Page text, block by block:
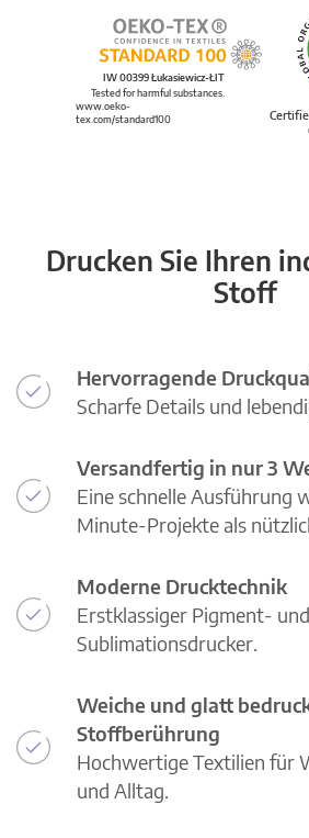
IW 00399 Łukasiewicz-ŁIT
Tested for harmful substances.
www.oeko-
tex.com/standard100
Drucken Sie Ihren
Stoff
Hervorragende
Scharfe Details und
Versandfertig in nur 3
Eine schnelle Ausführung
Minute-Projekte als
Moderne Drucktechnik
Erstklassiger Pigment- und
Sublimationsdrucker.
Weiche und glatt
Stoffberührung
Hochwertige Textilien für
und Alltag.